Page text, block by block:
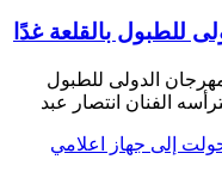
للطبول بالقلعة غدًا
الدولى للطبول
الفنان انتصار عبد